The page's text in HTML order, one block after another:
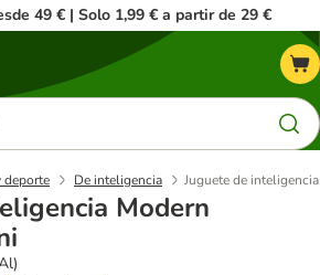
49 € | Solo 1,99 € a partir de 29 €
deporte De inteligencia Juguete de
Modern